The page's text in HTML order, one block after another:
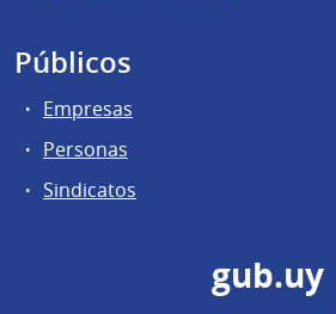
Públicos
Empresas
Personas
Sindicatos
gub.uy